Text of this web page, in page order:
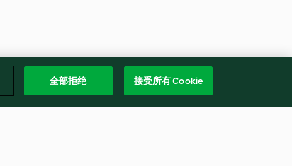
全部拒绝 接受所有 Cookie